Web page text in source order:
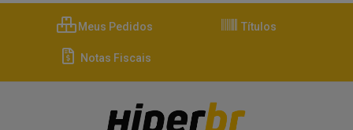
Meus Pedidos Títulos
Notas Fiscais